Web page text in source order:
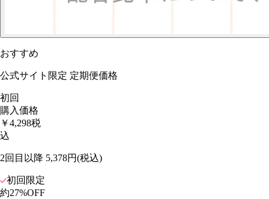
おすすめ
公式サイト限定 定期便価格
初回
購入価格
￥4,298税
込
2回目以降 5,378円(税込)
初回限定
約27%OFF